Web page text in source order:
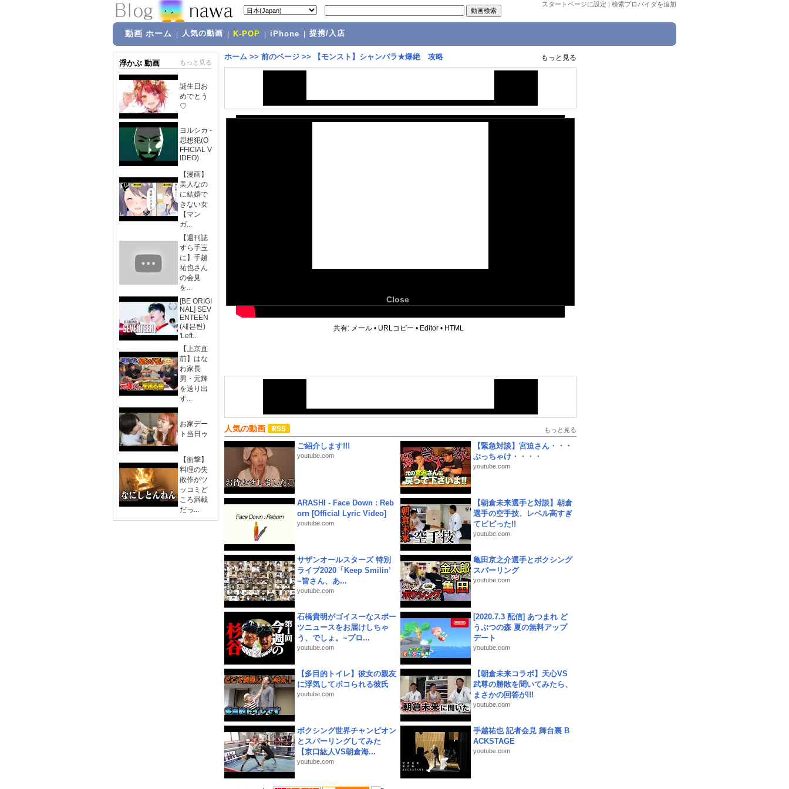
スタートページに設定 | 検索プロバイダを追加
動画 ホーム 人気の動画 K-POP iPhone 提携/入店
浮かぶ 動画 もっと見る
誕生日お
めでとう
♡
ヨルシカ -
思想犯(O
FFICIAL V
IDEO)
【漫画】
美人なの
に結婚で
きない女
【マン
ガ...
【週刊誌
すら手玉
に】手越
祐也さん
の会見
を...
[BE ORIGI
NAL] SEV
ENTEEN
(세븐틴)
'Left...
【上京直
前】はな
わ家長
男・元輝
を送り出
す...
お家デー
ト当日ゥ
【衝撃】
料理の失
敗作がツ
ッコミど
ころ満載
だっ...
ホーム >> 前のページ >> 【モンスト】シャンバラ★爆絶 攻略 もっと見る
Close
共有: メール • URLコピー • Editor • HTML
人気の動画 もっと見る
ご紹介します!!!
youtube.com
【緊急対談】宮迫さん・・・
ぶっちゃけ・・・・
youtube.com
ARASHI - Face Down : Reb
orn [Official Lyric Video]
youtube.com
【朝倉未来選手と対談】朝倉
選手の空手技、レベル高すぎ
てビビった!!
youtube.com
サザンオールスターズ 特別
ライブ2020「Keep Smilin’
~皆さん、あ...
youtube.com
亀田京之介選手とボクシング
スパーリング
youtube.com
石橋貴明がゴイスーなスポー
ツニュースをお届けしちゃ
う、でしょ。~プロ...
youtube.com
[2020.7.3 配信] あつまれ ど
うぶつの森 夏の無料アップ
デート
youtube.com
【多目的トイレ】彼女の親友
に浮気してボコられる彼氏
youtube.com
【朝倉未来コラボ】天心VS
武尊の勝敗を聞いてみたら、
まさかの回答が!!!
youtube.com
ボクシング世界チャンピオン
とスパーリングしてみた
【京口紘人VS朝倉海...
youtube.com
手越祐也 記者会見 舞台裏 B
ACKSTAGE
youtube.com